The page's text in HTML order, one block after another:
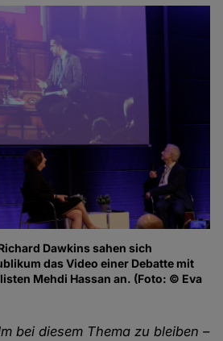
Dawkins sahen sich
das Video einer Debatte mit
Mehdi Hassan an. (Foto: © Eva
bei diesem Thema zu bleiben –